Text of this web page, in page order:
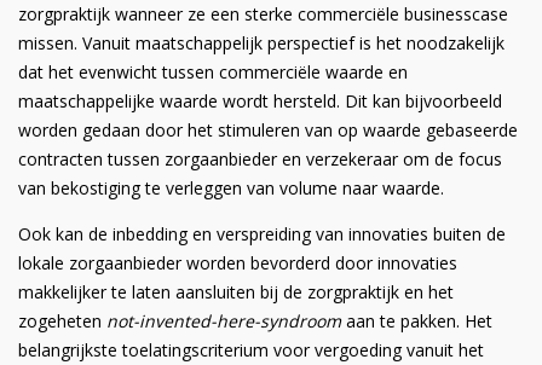
zorgpraktijk wanneer ze een sterke commerciële businesscase
missen. Vanuit maatschappelijk perspectief is het noodzakelijk
dat het evenwicht tussen commerciële waarde en
maatschappelijke waarde wordt hersteld. Dit kan bijvoorbeeld
worden gedaan door het stimuleren van op waarde gebaseerde
contracten tussen zorgaanbieder en verzekeraar om de focus
van bekostiging te verleggen van volume naar waarde.
Ook kan de inbedding en verspreiding van innovaties buiten de
lokale zorgaanbieder worden bevorderd door innovaties
makkelijker te laten aansluiten bij de zorgpraktijk en het
zogeheten not-invented-here-syndroomaan te pakken. Het
belangrijkste toelatingscriterium voor vergoeding vanuit het